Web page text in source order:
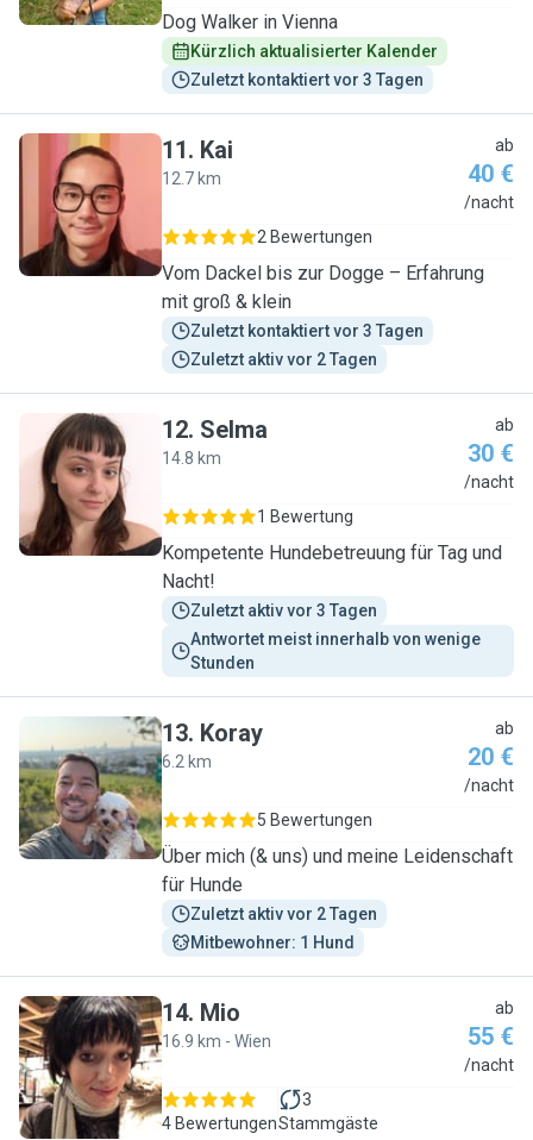
Dog Walker in Vienna
Kürzlich aktualisierter Kalender
Zuletzt kontaktiert vor 3 Tagen
K
11. Kai
12.7 km
ab
40 €
/nacht
2 Bewertungen
Vom Dackel bis zur Dogge – Erfahrung
mit groß & klein
Zuletzt kontaktiert vor 3 Tagen
Zuletzt aktiv vor 2 Tagen
S
12. Selma
14.8 km
ab
30 €
/nacht
1 Bewertung
Kompetente Hundebetreuung für Tag und
Nacht!
Zuletzt aktiv vor 3 Tagen
Antwortet meist innerhalb von wenige
Stunden
K
13. Koray
6.2 km
ab
20 €
/nacht
5 Bewertungen
Über mich (& uns) und meine Leidenschaft
für Hunde
Zuletzt aktiv vor 2 Tagen
Mitbewohner: 1 Hund
M
14. Mio
16.9 km - Wien
ab
55 €
/nacht
4 Bewertungen
3
Stammgäste